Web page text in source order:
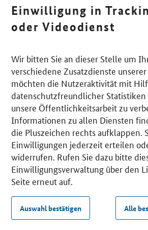
Einwilligung in
oder Videodienst
Wir bitten Sie an dieser Stelle um
verschiedene Zusatzdienste
möchten die Nutzeraktivität mit
datenschutzfreundlicher
unsere Öffentlichkeitsarbeit zu
Informationen zu allen Diensten
die Pluszeichen rechts aufklappen.
Einwilligungen jederzeit erteilen
widerrufen. Rufen Sie dazu bitte
Einwilligungsverwaltung über den
Seite erneut auf.
Auswahl bestätigen Alle